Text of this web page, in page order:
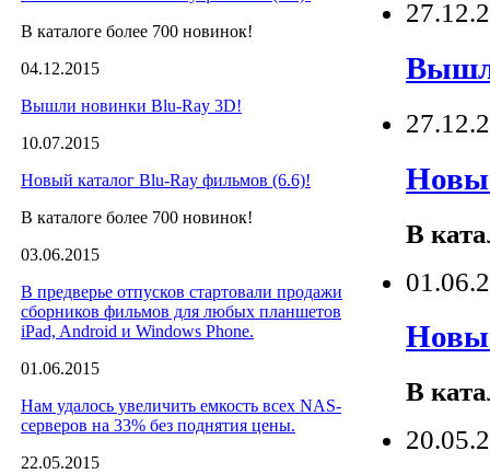
В каталоге более 700 новинок!
04.12.2015
Вышли новинки Blu-Ray 3D!
10.07.2015
Новый каталог Blu-Ray фильмов (6.6)!
В каталоге более 700 новинок!
03.06.2015
В предверье отпусков стартовали продажи
сборников фильмов для любых планшетов
iPad, Android и Windows Phone.
01.06.2015
Нам удалось увеличить емкость всех NAS-
серверов на 33% без поднятия цены.
22.05.2015
В
В